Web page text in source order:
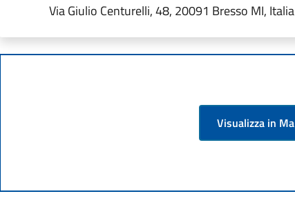
Via Giulio Centurelli, 48, 20091 Bresso MI, Italia
Visualizza in